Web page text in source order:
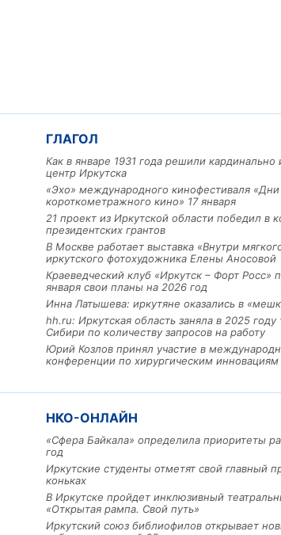
ГЛАГОЛ
Как в январе 1931 года решили кардинально
центр Иркутска
«Эхо» международного кинофестиваля «Дни
короткометражного кино» 17 января
21 проект из Иркутской области победил в
президентских грантов
В Москве работает выставка «Внутри
иркутского фотохудожника Елены Аносовой
Краеведческий клуб «Иркутск – Форт Росс»
января свои планы на 2026 год
Инна Латышева: иркутяне оказались в
hh.ru: Иркутская область заняла в 2025
Сибири по количеству запросов на работу
Юрий Козлов принял участие в
конференции по хирургическим
НКО-ОНЛАЙН
«Сфера Байкала» определила приоритеты
год
Иркутские студенты отметят свой главный
коньках
В Иркутске пройдет инклюзивный
«Открытая рампа. Свой путь»
Иркутский союз библиофилов открывает
Льготный заём
рублей получит
из Иркутской